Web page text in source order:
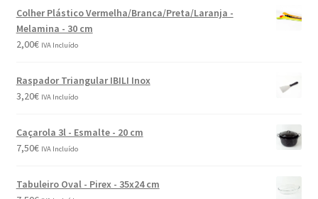
Colher Plástico Vermelha/Branca/Preta/Laranja -
Melamina - 30 cm
2,00€ IVA Incluído
Raspador Triangular IBILI Inox
3,20€ IVA Incluído
Caçarola 3l - Esmalte - 20 cm
7,50€ IVA Incluído
Tabuleiro Oval - Pirex - 35x24 cm